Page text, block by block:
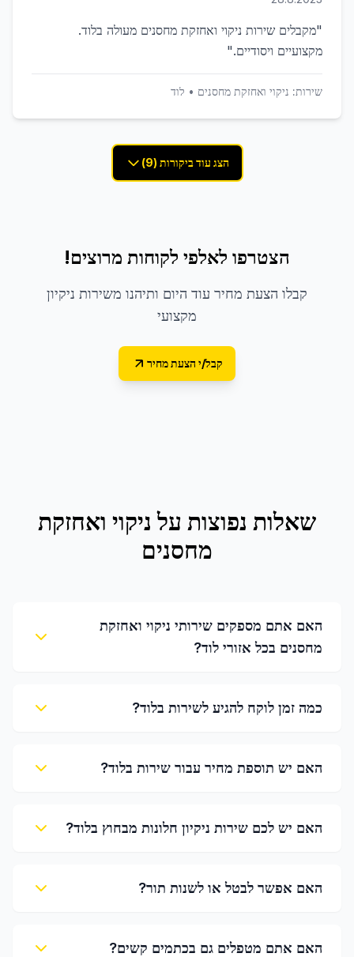
"מקבלים שירות ניקוי ואחזקת מחסנים מעולה בלוד.
מקצועיים ויסודיים."
שירות: ניקוי ואחזקת מחסנים • לוד
הצג עוד ביקורות (9)
הצטרפו לאלפי לקוחות מרוצים!
קבלו הצעת מחיר עוד היום ותיהנו משירות ניקיון
מקצועי
קבל/י הצעת מחיר
שאלות נפוצות על ניקוי ואחזקת
מחסנים
האם אתם מספקים שירותי ניקוי ואחזקת
מחסנים בכל אזורי לוד?
כמה זמן לוקח להגיע לשירות בלוד?
האם יש תוספת מחיר עבור שירות בלוד?
האם יש לכם שירות ניקיון חלונות מבחוץ בלוד?
האם אפשר לבטל או לשנות תור?
האם אתם מטפלים גם בכתמים קשים?